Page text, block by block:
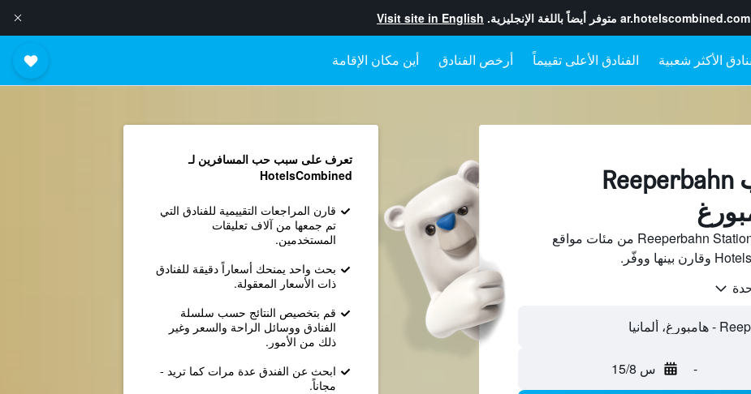
ar.hotelscombined.com متوفر أيضاً باللغة الإنجليزية. Visit site in English
الفنادق الأعلى تقييماً أرخص الفنادق أين مكان الإقامة
الفنادقبجانب Reeperbahn
ابحث عن فنادق بجانب Reeperbahn Station من مئات مواقع
- س 15/8
تعرف على سبب حب المسافرين لـ
HotelsCombined
قارن المراجعات التقييمية للفنادق التي
تم جمعها من آلاف تعليقات
المستخدمين.
بحث واحد يمنحك أسعاراً دقيقة للفنادق
ذات الأسعار المعقولة.
قم بتخصيص النتائج حسب سلسلة
الفنادق ووسائل الراحة والسعر وغير
ذلك من الأمور.
ابحث عن الفندق عدة مرات كما تريد -
مجاناً.